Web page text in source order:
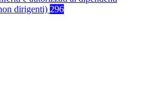
dirigenti) 296